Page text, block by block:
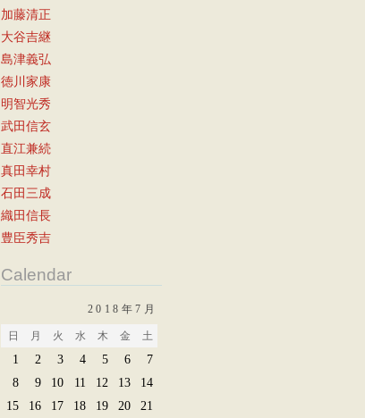
加藤清正
大谷吉継
島津義弘
徳川家康
明智光秀
武田信玄
直江兼続
真田幸村
石田三成
織田信長
豊臣秀吉
Calendar
2018年7月
日 月 火 水 木 金 土
1 2 3 4 5 6
7
8
9 10 11 12 13
14
15
16 17 18 19 20
21